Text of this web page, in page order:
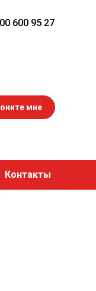
600 95 27
мне
Контакты